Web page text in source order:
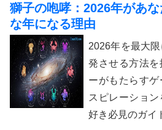
獅子の咆哮：2026年があ
な年になる理由
2026年を最大
発させる方法
ーがもたらす
スピレーショ
好き必見のガイ